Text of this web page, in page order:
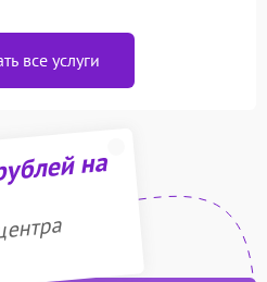
все услуги
на